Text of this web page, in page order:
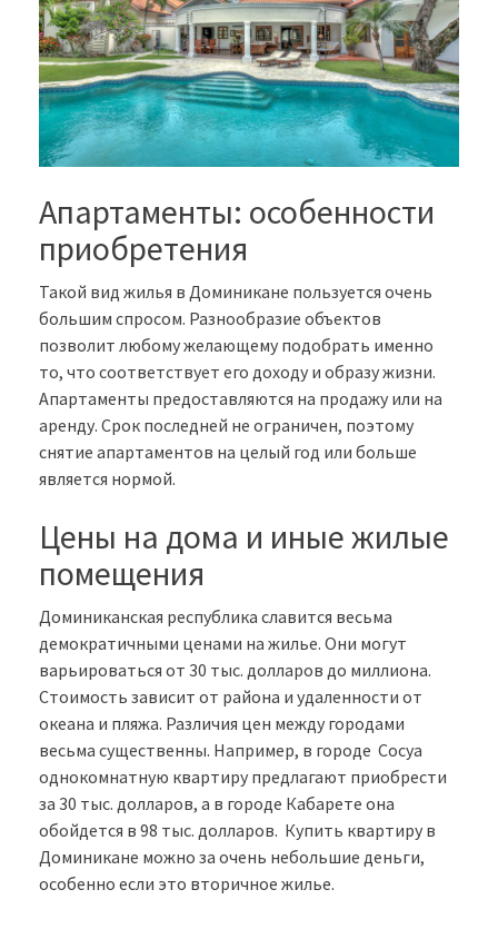
Апартаменты: особенности
приобретения
Такой вид жилья в Доминикане пользуется очень
большим спросом. Разнообразие объектов
позволит любому желающему подобрать именно
то, что соответствует его доходу и образу жизни.
Апартаменты предоставляются на продажу или на
аренду. Срок последней не ограничен, поэтому
снятие апартаментов на целый год или больше
является нормой.
Цены на дома и иные жилые
помещения
Доминиканская республика славится весьма
демократичными ценами на жилье. Они могут
варьироваться от 30 тыс. долларов до миллиона.
Стоимость зависит от района и удаленности от
океана и пляжа. Различия цен между городами
весьма существенны. Например, в городе Сосуа
однокомнатную квартиру предлагают приобрести
за 30 тыс. долларов, а в городе Кабарете она
обойдется в 98 тыс. долларов. Купить квартиру в
Доминикане можно за очень небольшие деньги,
особенно если это вторичное жилье.